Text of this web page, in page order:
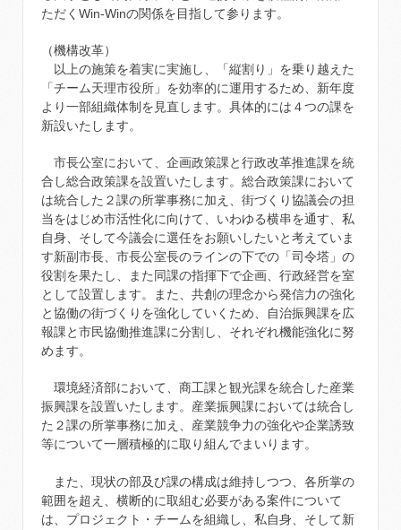
ただくWin-Winの関係を目指して参ります。
（機構改革）
以上の施策を着実に実施し、「縦割り」を乗り越えた
「チーム天理市役所」を効率的に運用するため、新年度
より一部組織体制を見直します。具体的には４つの課を
新設いたします。
市長公室において、企画政策課と行政改革推進課を統
合し総合政策課を設置いたします。総合政策課において
は統合した２課の所掌事務に加え、街づくり協議会の担
当をはじめ市活性化に向けて、いわゆる横串を通す、私
自身、そして今議会に選任をお願いしたいと考えていま
す新副市長、市長公室長のラインの下での「司令塔」の
役割を果たし、また同課の指揮下で企画、行政経営を室
として設置します。また、共創の理念から発信力の強化
と協働の街づくりを強化していくため、自治振興課を広
報課と市民協働推進課に分割し、それぞれ機能強化に努
めます。
環境経済部において、商工課と観光課を統合した産業
振興課を設置いたします。産業振興課においては統合し
た２課の所掌事務に加え、産業競争力の強化や企業誘致
等について一層積極的に取り組んでまいります。
また、現状の部及び課の構成は維持しつつ、各所掌の
範囲を超え、横断的に取組む必要がある案件について
は、プロジェクト・チームを組織し、私自身、そして新